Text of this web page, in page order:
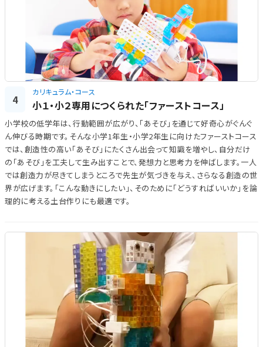
4
カリキュラム・コース
小１・小２専用につくられた「ファーストコース」
小学校の低学年は、行動範囲が広がり、「あそび」を通じて好奇心がぐんぐ
ん伸びる時期です。そんな小学1年生・小学2年生に向けたファーストコース
では、創造性の高い「あそび」にたくさん出会って知識を増やし、自分だけ
の「あそび」を工夫して生み出すことで、発想力と思考力を伸ばします。一人
では創造力が尽きてしまうところで先生が気づきを与え、さらなる創造の世
界が広げます。「こんな動きにしたい」、そのために「どうすればいいか」を論
理的に考える土台作りにも最適です。